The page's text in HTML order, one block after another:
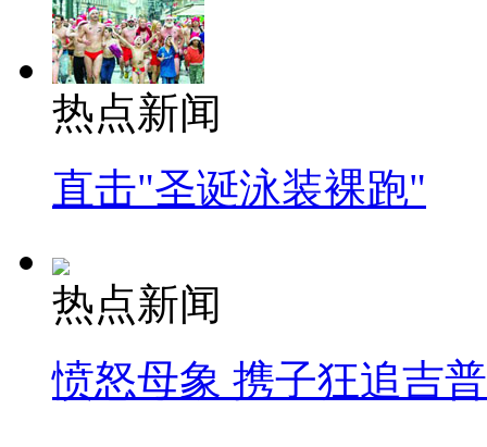
热点新闻
直击"圣诞泳装裸跑"
热点新闻
愤怒母象 携子狂追吉